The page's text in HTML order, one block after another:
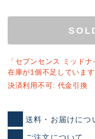
「セブンセンス ミッド
在庫が1個不足しています
決済利用不可: 代金引換
送料・お届けにつ
ご注文について